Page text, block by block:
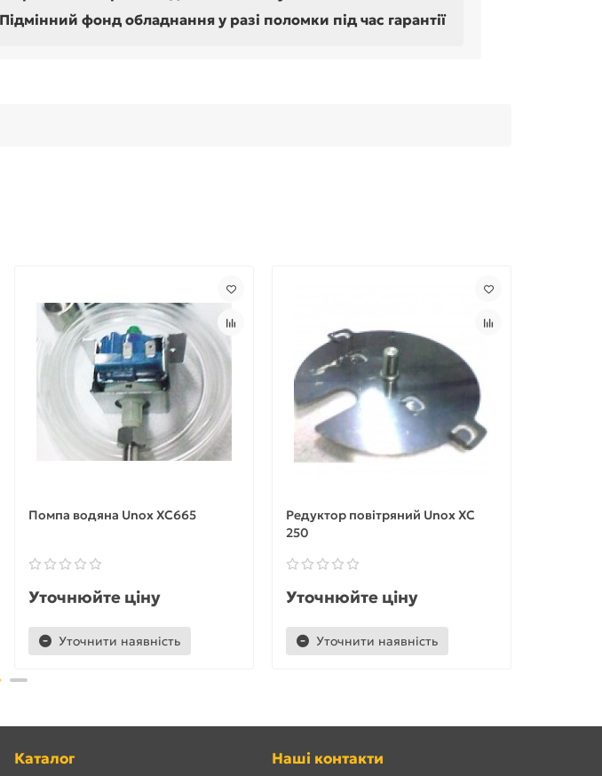
Підмінний фонд обладнання у разі поломки під час гарантії
Помпа водяна Unox XC665
Уточнюйте ціну
Уточнити наявність
Редуктор повітряний Unox XC
250
Уточнюйте ціну
Уточнити наявність
Каталог Наші контакти